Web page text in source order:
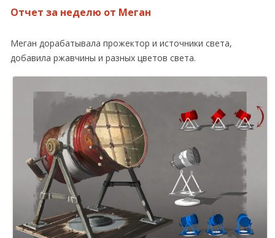
Отчет за неделю от Меган
Меган дорабатывала прожектор и источники света,
добавила ржавчины и разных цветов света.